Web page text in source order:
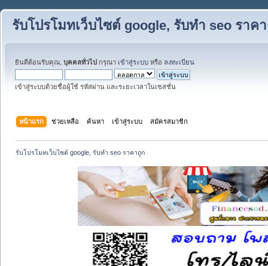
รับโปรโมทเว็บไซต์ google, รับทำ seo ราค
ยินดีต้อนรับคุณ, บุคคลทั่วไป กรุณา เข้าสู่ระบบ หรือ ลงทะเบียน
เข้าสู่ระบบด้วยชื่อผู้ใช้ รหัสผ่าน และระยะเวลาในเซสชั่น
หน้าแรก ช่วยเหลือ ค้นหา เข้าสู่ระบบ สมัครสมาชิก
รับโปรโมทเว็บไซต์ google, รับทำ seo ราคาถูก